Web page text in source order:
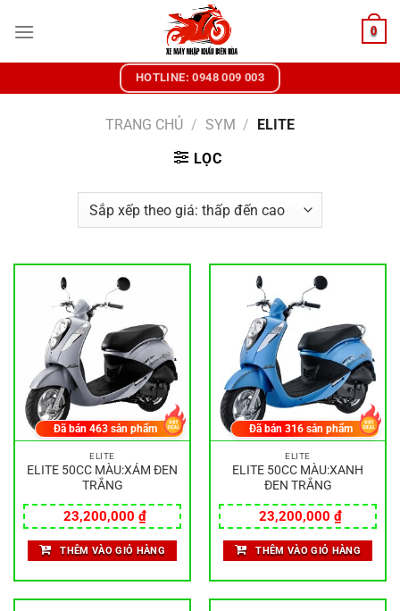
đến
0
HOTLINE: 0948 009 003
TRANG CHỦ / SYM / ELITE
LỌC
ELITE
ELITE 50CC MÀU:XÁM ĐEN
TRẮNG
23,200,000 ₫
Đã bán463 sản phẩm
THÊM VÀO GIỎ HÀNG
ELITE
ELITE 50CC MÀU:XANH
ĐEN TRẮNG
23,200,000 ₫
Đã bán316 sản phẩm
THÊM VÀO GIỎ HÀNG